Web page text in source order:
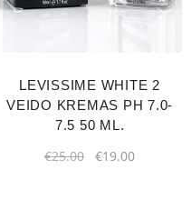
LEVISSIME WHITE 2
VEIDO KREMAS РН 7.0-
7.5 50 ML.
€25.00 €19.00